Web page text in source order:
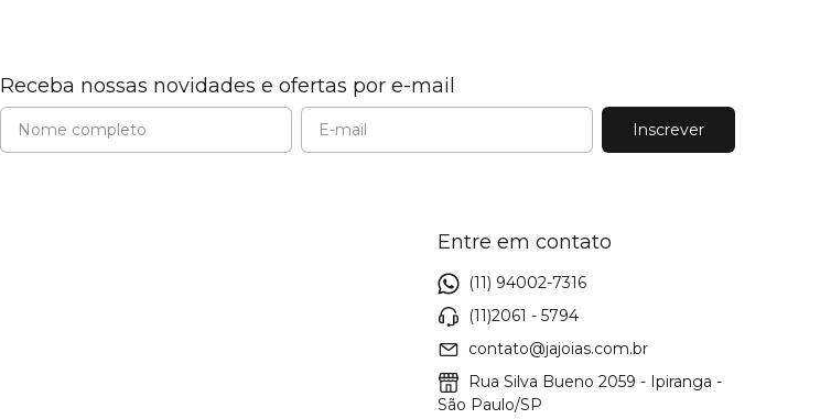
Receba nossas novidades e ofertas por e-mail
Entre em contato
(11) 94002-7316
(11)2061 - 5794
contato@jajoias.com.br
Rua Silva Bueno 2059 - Ipiranga -
São Paulo/SP